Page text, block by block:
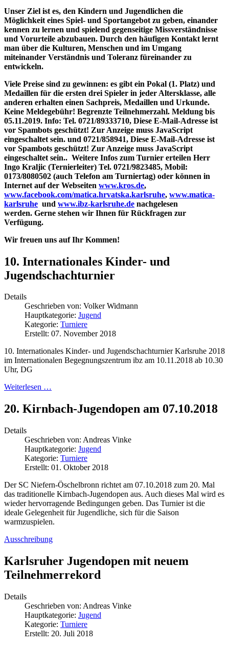
Unser Ziel ist es, den Kindern und Jugendlichen die
Möglichkeit eines Spiel- und Sportangebot zu geben, einander
kennen zu lernen und spielend gegenseitige Missverständnisse
und Vorurteile abzubauen. Durch den häufigen Kontakt lernt
man über die Kulturen, Menschen und im Umgang
miteinander Verständnis und Toleranz füreinander zu
entwickeln.
Viele Preise sind zu gewinnen: es gibt ein Pokal (1. Platz) und
Medaillen für die ersten drei Spieler in jeder Altersklasse, alle
anderen erhalten einen Sachpreis, Medaillen und Urkunde.
Keine Meldegebühr! Begrenzte Teilnehmerzahl. Meldung bis
05.11.2019. Info: Tel. 0721/89333710, Diese E-Mail-Adresse ist
vor Spambots geschützt! Zur Anzeige muss JavaScript
eingeschaltet sein. und 0721/858941, Diese E-Mail-Adresse ist
vor Spambots geschützt! Zur Anzeige muss JavaScript
eingeschaltet sein.. Weitere Infos zum Turnier erteilen Herr
Ingo Kraljic (Ternierleiter) Tel. 0721/9823485, Mobil:
0173/8080502 (auch Telefon am Turniertag) oder können in
Internet auf der Webseiten www.kros.de,
www.facebook.com/matica.hrvatska.karlsruhe, www.matica-
karlsruhe und www.ibz-karlsruhe.de nachgelesen
werden. Gerne stehen wir Ihnen für Rückfragen zur
Verfügung.
Wir freuen uns auf Ihr Kommen!
10. Internationales Kinder- und
Jugendschachturnier
Details
Geschrieben von: Volker Widmann
Hauptkategorie: Jugend
Kategorie: Turniere
Erstellt: 07. November 2018
10. Internationales Kinder- und Jugendschachturnier Karlsruhe 2018
im Internationalen Begegnungszentrum ibz am 10.11.2018 ab 10.30
Uhr, DG
Weiterlesen …
20. Kirnbach-Jugendopen am 07.10.2018
Details
Geschrieben von: Andreas Vinke
Hauptkategorie: Jugend
Kategorie: Turniere
Erstellt: 01. Oktober 2018
Der SC Niefern-Öschelbronn richtet am 07.10.2018 zum 20. Mal
das traditionelle Kirnbach-Jugendopen aus. Auch dieses Mal wird es
wieder hervorragende Bedingungen geben. Das Turnier ist die
ideale Gelegenheit für Jugendliche, sich für die Saison
warmzuspielen.
Ausschreibung
Karlsruher Jugendopen mit neuem
Teilnehmerrekord
Details
Geschrieben von: Andreas Vinke
Hauptkategorie: Jugend
Kategorie: Turniere
Erstellt: 20. Juli 2018